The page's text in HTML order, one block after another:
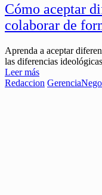
Cómo aceptar
colaborar de
Aprenda a aceptar
las diferencias
Leer más
Redaccion Gerencia